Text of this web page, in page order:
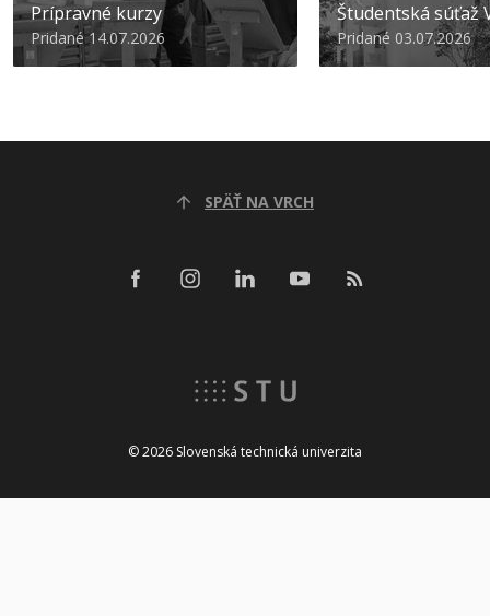
Prípravné kurzy
Pridané 14.07.2026
Študentská súťaž
Pridané 03.07.2026
SPÄŤ NA VRCH
© 2026 Slovenská technická univerzita